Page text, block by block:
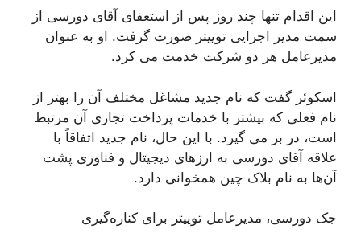
این اقدام تنها چند روز پس از استعفای آقای دورسی از
سمت مدیر اجرایی توییتر صورت گرفت. او به عنوان
مدیرعامل هر دو شرکت خدمت می کرد.
اسکوئر گفت که نام جدید مشاغل مختلف آن را بهتر از
نام فعلی که بیشتر با خدمات پرداخت تجاری آن مرتبط
است، در بر می گیرد. با این حال، نام جدید اتفاقاً با
علاقه آقای دورسی به ارزهای دیجیتال و فناوری پشت
آن‌ها به نام بلاک چین همخوانی دارد.
جک دورسی، مدیرعامل توییتر برای کناره‌گیری